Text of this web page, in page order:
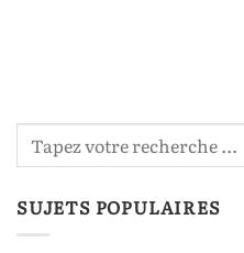
SUJETS POPULAIRES